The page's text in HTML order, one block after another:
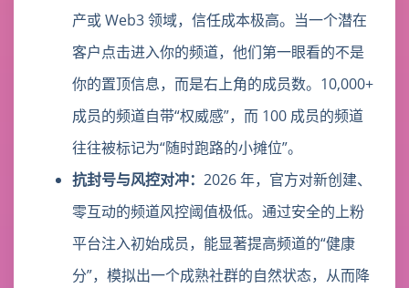
产或 Web3 领域，信任成本极高。当一个潜在
客户点击进入你的频道，他们第一眼看的不是
你的置顶信息，而是右上角的成员数。10,000+
成员的频道自带“权威感”，而 100 成员的频道
往往被标记为“随时跑路的小摊位”。
抗封号与风控对冲： 2026 年，官方对新创建、
零互动的频道风控阈值极低。通过安全的上粉
平台注入初始成员，能显著提高频道的“健康
分”，模拟出一个成熟社群的自然状态，从而降